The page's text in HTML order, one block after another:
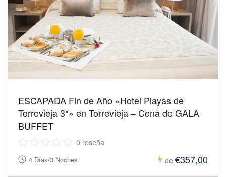
ESCAPADA Fin de Año «Hotel Playas de
Torrevieja 3*» en Torrevieja – Cena de GALA
BUFFET
0 reseña
4 Días/3 Noches de €357,00